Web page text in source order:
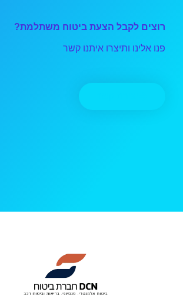
רוצים לקבל הצעת ביטוח משתלמת?
פנו אלינו ותיצרו איתנו קשר